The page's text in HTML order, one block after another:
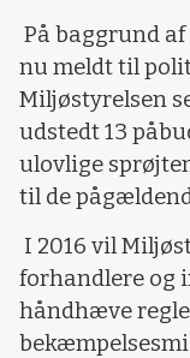
På baggrund
nu meldt til
Miljøstyrelsen
udstedt 13
ulovlige
til de
I 2016 vil
forhandlere og
håndhæve